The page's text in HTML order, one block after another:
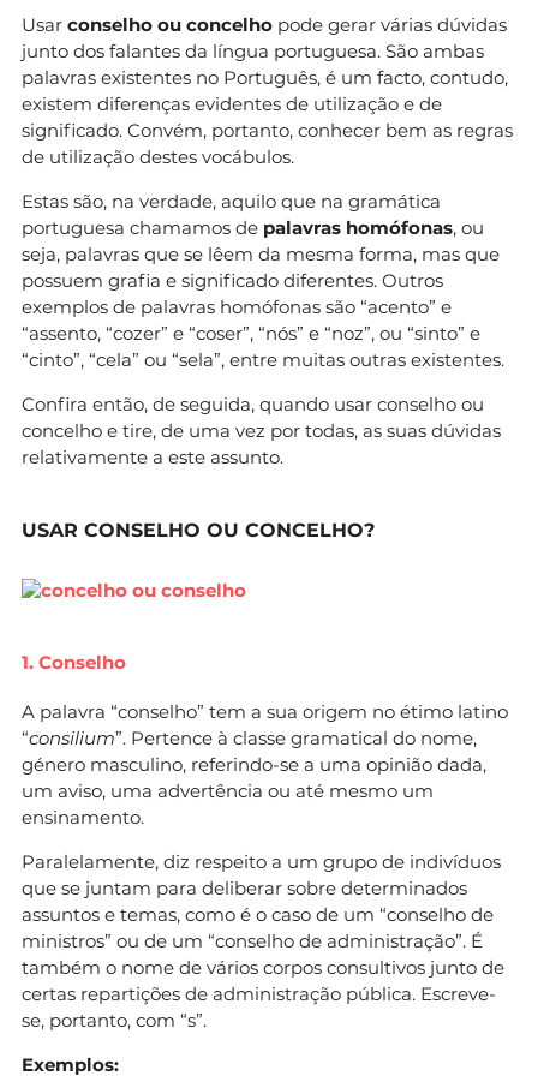
Usar conselho ou concelho pode gerar várias dúvidas
junto dos falantes da língua portuguesa. São ambas
palavras existentes no Português, é um facto, contudo,
existem diferenças evidentes de utilização e de
significado. Convém, portanto, conhecer bem as regras
de utilização destes vocábulos.
Estas são, na verdade, aquilo que na gramática
portuguesa chamamos de palavras homófonas, ou
seja, palavras que se lêem da mesma forma, mas que
possuem grafia e significado diferentes. Outros
exemplos de palavras homófonas são “acento” e
“assento, “cozer” e “coser”, “nós” e “noz”, ou “sinto” e
“cinto”, “cela” ou “sela”, entre muitas outras existentes.
Confira então, de seguida, quando usar conselho ou
concelho e tire, de uma vez por todas, as suas dúvidas
relativamente a este assunto.
USAR CONSELHO OU CONCELHO?
1. Conselho
A palavra “conselho” tem a sua origem no étimo latino
“consilium”. Pertence à classe gramatical do nome,
género masculino, referindo-se a uma opinião dada,
um aviso, uma advertência ou até mesmo um
ensinamento.
Paralelamente, diz respeito a um grupo de indivíduos
que se juntam para deliberar sobre determinados
assuntos e temas, como é o caso de um “conselho de
ministros” ou de um “conselho de administração”. É
também o nome de vários corpos consultivos junto de
certas repartições de administração pública. Escreve-
se, portanto, com “s”.
Exemplos: